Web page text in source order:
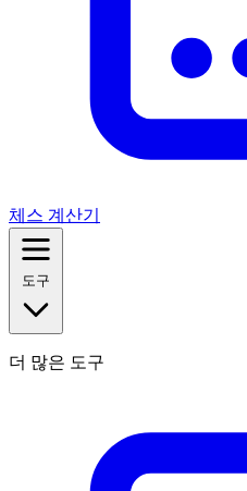
체스 계산기
도구
더 많은 도구